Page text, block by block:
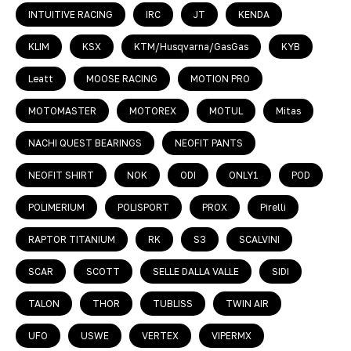
INTUITIVE RACING IRC JT KENDA
KLIM KSX KTM/Husqvarna/GasGas KYB
Leatt MOOSE RACING MOTION PRO
MOTOMASTER MOTOREX MOTUL Mitas
NACHI QUEST BEARINGS NEOFIT PANTS
NEOFIT SHIRT NOK ODI ONLY1 POD
POLIMERIUM POLISPORT PROX Pirelli
RAPTOR TITANIUM RK S3 SCALVINI
SCAR SCOTT SELLE DALLA VALLE SIDI
TALON THOR TUBLISS TWIN AIR
UFO USWE VERTEX VIPERMX